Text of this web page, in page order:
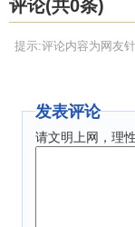
4.体育运动对
人在体育运动
。实践也证明:
的体育运动，有助
队精神。
评论(共0条)
提示:评论内容为网友
发表评论
请文明上网，理